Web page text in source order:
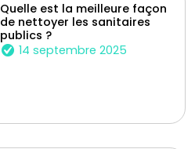
Quelle est la meilleure façon
de nettoyer les sanitaires
publics ?
14 septembre 2025